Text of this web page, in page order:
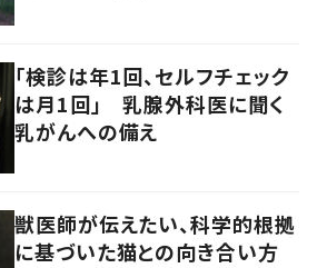
「検診は年1回、セルフチェック
は月1回」 乳腺外科医に聞く
乳がんへの備え
獣医師が伝えたい、科学的根拠
に基づいた猫との向き合い方